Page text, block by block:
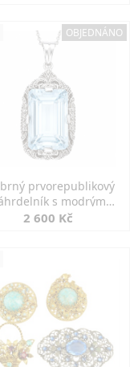
OBJEDNÁNO
prvorepublikový
s modrým
spinelem
2 600 Kč